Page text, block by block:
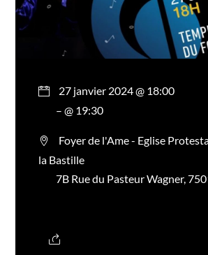
27 janvier 2024 @ 18:00
– @ 19:30
Foyer de l'Ame - Eglise
la Bastille
7B Rue du Pasteur Wagner,